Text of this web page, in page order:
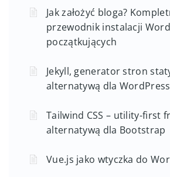
Jak założyć bloga?
przewodnik instalacji
początkujących
Jekyll, generator stron
alternatywą dla
Tailwind CSS – utility-first
alternatywą dla Bootstrap
Vue.js jako wtyczka do